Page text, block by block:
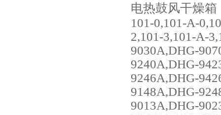
电热鼓风干燥箱
101-0,101-A-
2,101-3,101-A-
9030A,DHG-
9240A,DHG-
9246A,DHG-
9148A,DHG-
9013A,DHG-